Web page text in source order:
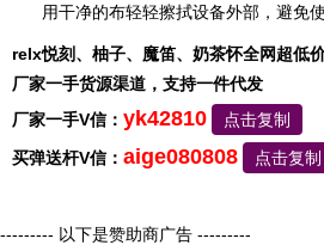
用干净的布轻轻擦拭设备外部，避免
relx悦刻、柚子、魔笛、奶茶怀全网超低
厂家一手货源渠道，支持一件代发
厂家一手V信： yk42810
点击复制
买弹送杆V信： aige080808 点击复制
--------- 以下是赞助商广告 ---------